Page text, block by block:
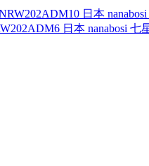
日本
日本 nanabosi